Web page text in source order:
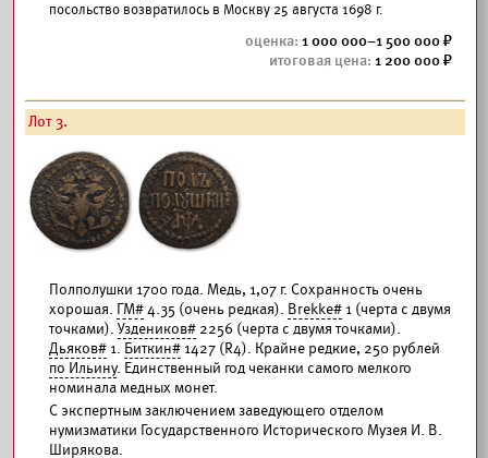
посольство возвратилось в Москву 25 августа 1698 г.
1 000 000–1 500 000
1 200 000
Лот 3.
Полполушки 1700 года. Медь, 1,07 г. Сохранность очень
хорошая. ГМ#4.35 (очень редкая). Brekke# 1 (черта c двумя
точками). Уздеников# 2256 (черта с двумя точками).
Дьяков# 1. Биткин# 1427 (R4). Крайне редкие, 250 рублей
по Ильину. Единственный год чеканки самого мелкого
номинала медных монет.
С экспертным заключением заведующего отделом
нумизматики Государственного Исторического Музея И. В.
Ширякова.